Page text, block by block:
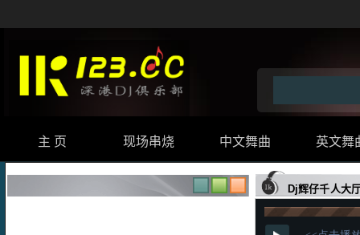
主 页 现场串烧 中文舞曲 英文舞
Dj辉仔千人大